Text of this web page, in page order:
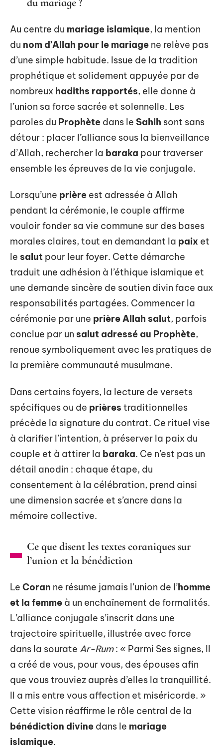
Au centre du mariage islamique, la mention
du nom d’Allah pour le mariage ne relève pas
d’une simple habitude. Issue de la tradition
prophétique et solidement appuyée par de
nombreux hadiths rapportés, elle donne à
l’union sa force sacrée et solennelle. Les
paroles du Prophète dans le Sahih sont sans
détour : placer l’alliance sous la bienveillance
d’Allah, rechercher la baraka pour traverser
ensemble les épreuves de la vie conjugale.
Lorsqu’une prière est adressée à Allah
pendant la cérémonie, le couple affirme
vouloir fonder sa vie commune sur des bases
morales claires, tout en demandant la paix et
le salut pour leur foyer. Cette démarche
traduit une adhésion à l’éthique islamique et
une demande sincère de soutien divin face aux
responsabilités partagées. Commencer la
cérémonie par une prière Allah salut, parfois
conclue par un salut adressé au Prophète,
renoue symboliquement avec les pratiques de
la première communauté musulmane.
Dans certains foyers, la lecture de versets
spécifiques ou de prières traditionnelles
précède la signature du contrat. Ce rituel vise
à clarifier l’intention, à préserver la paix du
couple et à attirer la baraka. Ce n’est pas un
détail anodin : chaque étape, du
consentement à la célébration, prend ainsi
une dimension sacrée et s’ancre dans la
mémoire collective.
Ce que disent les textes coraniques sur
l’union et la bénédiction
Le Coran ne résume jamais l’union de l’homme
et la femme à un enchaînement de formalités.
L’alliance conjugale s’inscrit dans une
trajectoire spirituelle, illustrée avec force
dans la sourate Ar-Rum: « Parmi Ses signes, Il
a créé de vous, pour vous, des épouses afin
que vous trouviez auprès d’elles la tranquillité.
Il a mis entre vous affection et miséricorde. »
Cette vision réaffirme le rôle central de la
bénédiction divine dans le mariage
islamique.